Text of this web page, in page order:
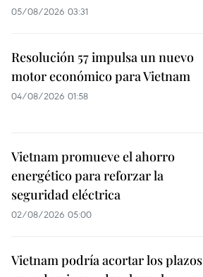
05/08/2026 03:31
Resolución 57 impulsa un nuevo
motor económico para Vietnam
04/08/2026 01:58
Vietnam promueve el ahorro
energético para reforzar la
seguridad eléctrica
02/08/2026 05:00
Vietnam podría acortar los plazos